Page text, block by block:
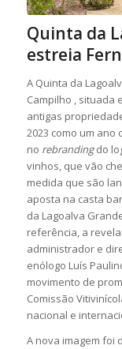
Quinta da
estreia
A Quinta da
Campilho , situada
antigas
2023 como um ano
no rebrandingdo
vinhos, que vão
medida que são
aposta na casta
da Lagoalva
referência, a
administrador e
enólogo Luís
movimento de
Comissão
nacional e
A nova imagem foi